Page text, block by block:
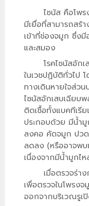
ไซนัส คือโพ
มีเยื่อที่สามารถสร้
เข้าที่ช่องจมูก ซึ่ง
และสมอง
โรคไซนัสอัก
ในเวชปฏิบัติทั่วไป
ทางเดินหายใจส่ว
ไซนัสอักเสบเฉียบ
ติดเชื้อทั้งแบคทีเรี
ประกอบด้วย มีน้ำ
ลงคอ คัดจมูก ปว
ลดลง (หรืออาจพบ
เนื่องจากมีน้ำมูกไ
เมื่อตรวจร่า
เพื่อตรวจในโพรง
ออกจากบริเวณรูเ